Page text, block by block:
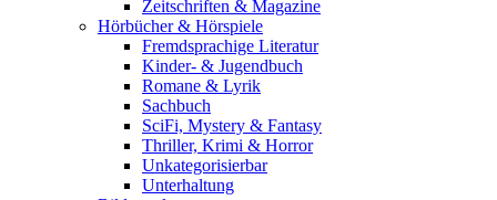
Zeitschriften & Magazine
Hörbücher & Hörspiele
Fremdsprachige Literatur
Kinder- & Jugendbuch
Romane & Lyrik
Sachbuch
SciFi, Mystery & Fantasy
Thriller, Krimi & Horror
Unkategorisierbar
Unterhaltung